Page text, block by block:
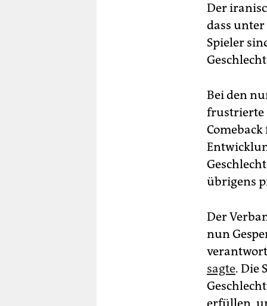
Der
dass
Spieler
Bei den
frustrierte
übrigens
Der
nun
sagte. Die
erfüllen,